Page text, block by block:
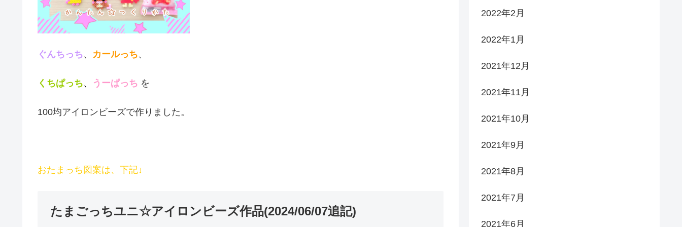
ぐんちっち、 カールっち、
くちぱっち、 うーぱっち を
100均アイロンビーズで作りました。
おたまっち図案は、下記↓
たまごっちユニ☆アイロンビーズ作品(2024/06/07追記)
2022年2月
2022年1月
2021年12月
2021年11月
2021年10月
2021年9月
2021年8月
2021年7月
2021年6月